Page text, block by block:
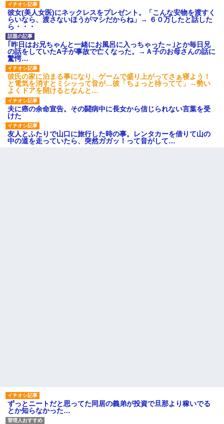
彼女(美人女医)にネックレスをプレゼント。「こんな安物を渡すく
らいなら、渡さないほうがマシだからね」→ ６０万したと話した
ら・・・
｢昨日はお兄ちゃんと一緒にお風呂に入っちゃった～｣とか毎日兄
の話をしていたA子が事故で亡くなった。→Ａ子のお母さんの話に
驚愕…
彼氏の家に泊まる事になり、ゲームで盛り上がってさぁ寝よう！
と電気を消すとミシッって音が…彼「ちょっと待ってて」→勢い
よくドアを開けるとなんと…
夫に癌の余命宣告。その闘病中に長女から信じられない言葉を受
けた
友人とふたりで山口に旅行した時の事。レンタカーを借りて山の
中の道を走っていたら、突然ガガッ！って音がして…
ずっとニートだと思ってた同居の義弟が投資で旦那より稼いでる
とか知らなかった…